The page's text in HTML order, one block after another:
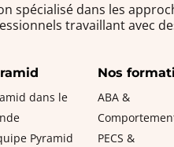
spécialisé dans les
travaillant avec
dans le
Pyramid
Nos
ABA &
PECS &